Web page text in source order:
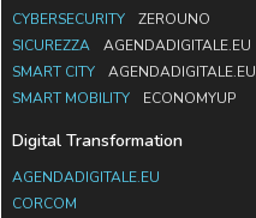
CYBERSECURITY
ZEROUNO
SICUREZZA
AGENDADIGITALE.EU
SMART CITY
AGENDADIGITALE.EU
SMART MOBILITY
ECONOMYUP
Digital Transformation
AGENDADIGITALE.EU
CORCOM